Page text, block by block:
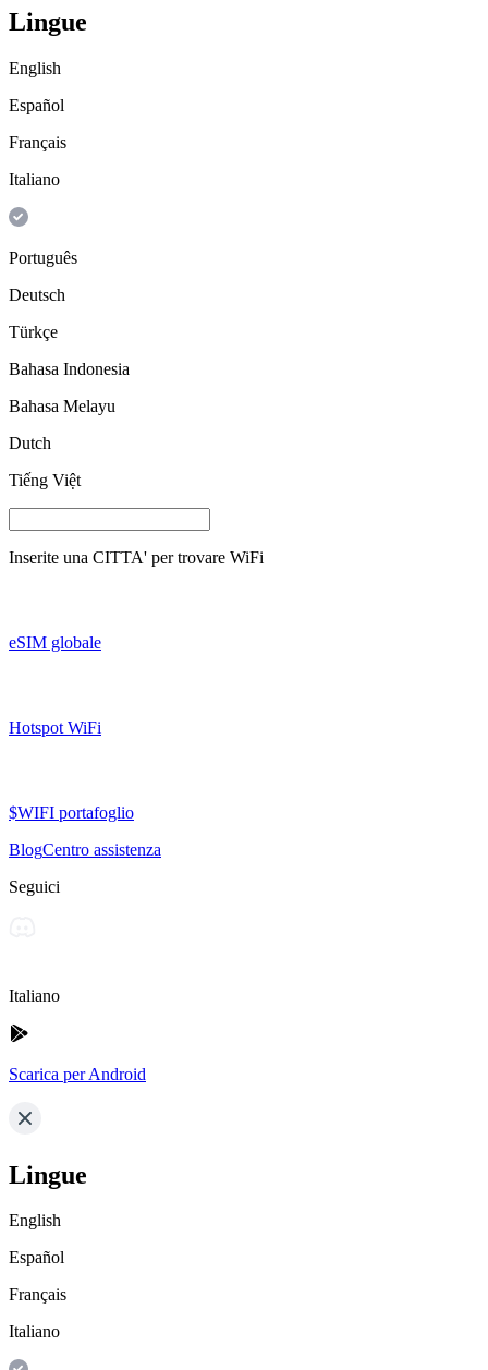
Lingue
English
Español
Français
Italiano
Português
Deutsch
Türkçe
Bahasa Indonesia
Bahasa Melayu
Dutch
Tiếng Việt
Inserite una CITTA' per trovare WiFi
eSIM globale
Hotspot WiFi
$WIFI portafoglio
BlogCentro assistenza
Seguici
Italiano
Scarica per Android
Lingue
English
Español
Français
Italiano